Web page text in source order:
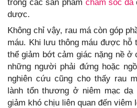
trong các sản phẩm chăm sóc da
dược.
Không chỉ vậy, rau má còn góp
máu. Khi lưu thông máu được
thể giảm bớt cảm giác nặng nề ở
những người phải đứng hoặc
nghiên cứu cũng cho thấy rau
lành tổn thương ở niêm mạc dạ
giảm khó chịu liên quan đến viêm